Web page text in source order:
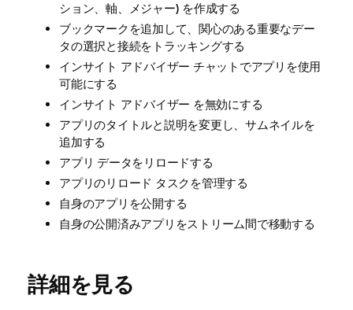
ション、軸、メジャー) を作成する
ブックマークを追加して、関心のある重要なデー
タの選択と接続をトラッキングする
インサイト アドバイザー チャットでアプリを使用
可能にする
インサイト アドバイザー を無効にする
アプリのタイトルと説明を変更し、サムネイルを
追加する
アプリ データをリロードする
アプリのリロード タスクを管理する
自身のアプリを公開する
自身の公開済みアプリをストリーム間で移動する
詳細を見る